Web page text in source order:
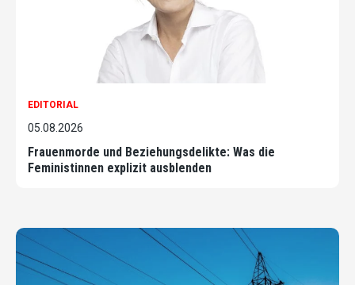
EDITORIAL
05.08.2026
Frauenmorde und Beziehungsdelikte: Was die
Feministinnen explizit ausblenden